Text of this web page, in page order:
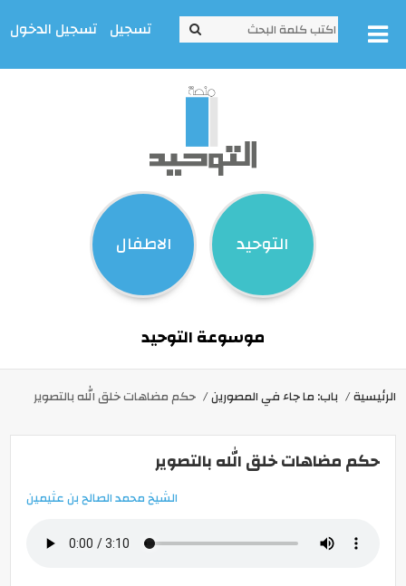
تسجيل تسجيل الدخول
التوحيد الاطفال
موسوعة التوحيد
الرئيسية باب: ما جاء في المصورين حكم مضاهات خلق الله بالتصوير
حكم مضاهات خلق الله بالتصوير
الشيخ محمد الصالح بن عثيمين